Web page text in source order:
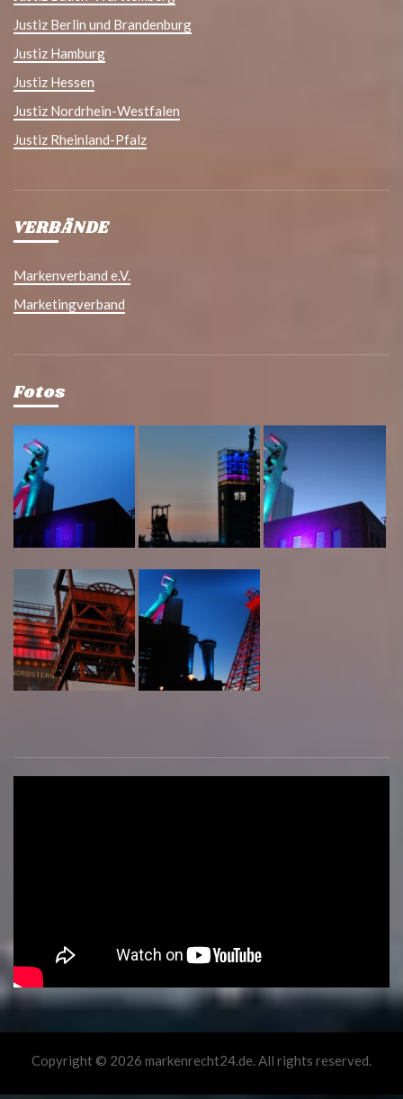
Justiz Berlin und Brandenburg
Justiz Hamburg
Justiz Hessen
Justiz Nordrhein-Westfalen
Justiz Rheinland-Pfalz
VERBÄNDE
Markenverband e.V.
Marketingverband
Fotos
Copyright © 2026 markenrecht24.de. All rights reserved.